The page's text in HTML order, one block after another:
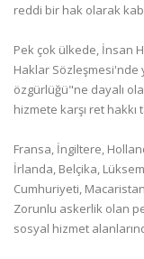
reddi bir hak olarak
Pek çok ülkede, İnsan
Haklar Sözleşmesi'nde
özgürlüğü"ne dayalı
hizmete karşı ret hakkı
Fransa, İngiltere,
İrlanda, Belçika,
Cumhuriyeti,
Zorunlu askerlik olan
sosyal hizmet